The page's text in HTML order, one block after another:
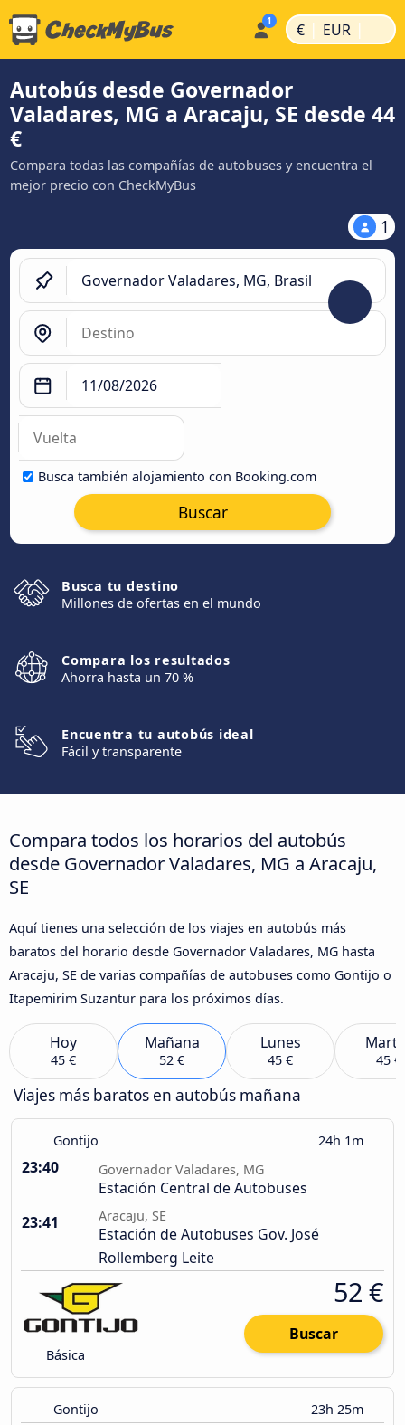
€ | EUR |
Autobús desde Governador
Valadares, MG a Aracaju, SE desde 44
€
Compara todas las compañías de autobuses y encuentra el
mejor precio con CheckMyBus
1
Busca también alojamiento con Booking.com
Buscar
Busca tu destino
Millones de ofertas en el mundo
Compara los resultados
Ahorra hasta un 70 %
Encuentra tu autobús ideal
Fácil y transparente
Compara todos los horarios del autobús
desde Governador Valadares, MG a Aracaju,
SE
Aquí tienes una selección de los viajes en autobús más
baratos del horario desde Governador Valadares, MG hasta
Aracaju, SE de varias compañías de autobuses como Gontijo o
Itapemirim Suzantur para los próximos días.
Hoy
45 €
Mañana
52 €
Lunes
45 € 45 €
Viajes más baratos en autobús mañana
Gontijo 24h 1m
23:40 Governador Valadares, MG
Estación Central de Autobuses
23:41
Aracaju, SE
Estación de Autobuses Gov. José
Rollemberg Leite
Básica
52 €
Buscar
Gontijo 23h 25m